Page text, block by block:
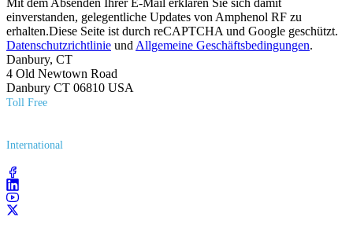
Mit dem Absenden Ihrer E-Mail erklären Sie sich damit
einverstanden, gelegentliche Updates von Amphenol RF zu
erhalten.Diese Seite ist durch reCAPTCHA und Google geschützt.
Datenschutzrichtlinie und Allgemeine Geschäftsbedingungen.
Danbury, CT
4 Old Newtown Road
Danbury CT 06810 USA
Toll Free
International